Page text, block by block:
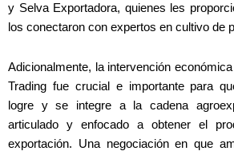
y Selva Exportadora, quienes les
los conectaron con expertos en cultivo de
Adicionalmente, la intervención
Trading fue crucial e importante para
logre y se integre a la cadena
articulado y enfocado a obtener el
exportación. Una negociación en que